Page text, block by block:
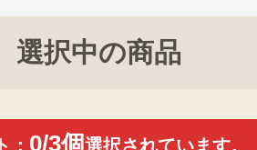
選択中の商品
： 0/3個選択されています。